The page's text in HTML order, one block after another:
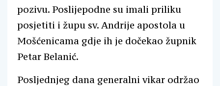
pozivu. Poslijepodne su imali priliku
posjetiti i župu sv. Andrije apostola u
Mošćenicama gdje ih je dočekao župnik
Petar Belanić.
Posljednjeg dana generalni vikar održao